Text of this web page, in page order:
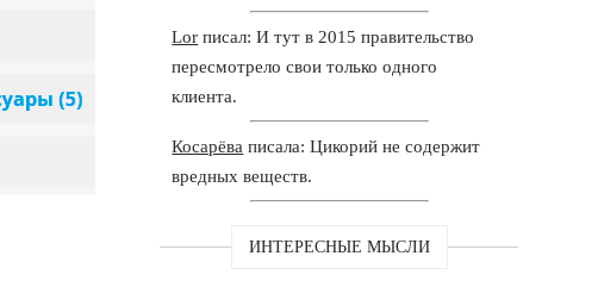
Lor писал: И тут в 2015 правительство
пересмотрело свои только одного
клиента.
Косарёва писала: Цикорий не содержит
вредных веществ.
ИНТЕРЕСНЫЕ МЫСЛИ